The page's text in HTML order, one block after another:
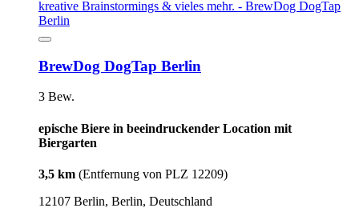
BrewDog DogTap Berlin
3 Bew.
epische Biere in beeindruckender Location mit
Biergarten
3,5 km (Entfernung von PLZ 12209)
12107 Berlin, Berlin, Deutschland